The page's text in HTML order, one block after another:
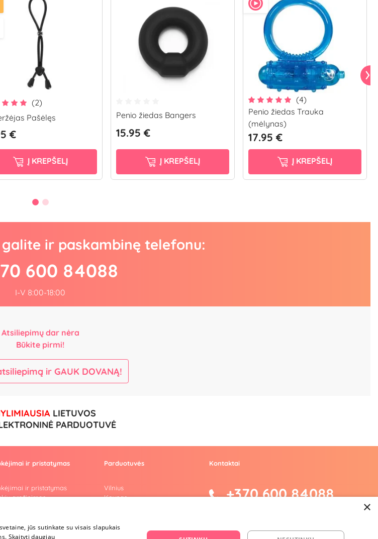
(2)
Pašėlęs
€
Į KREPŠELĮ
Penio žiedas Bangers
15.95 €
Į KREPŠELĮ
(4)
Penio žiedas Trauka
(mėlynas)
17.95 €
Į KREPŠELĮ
ir paskambinę telefonu:
600 84088
I-V 8:00-18:00
Atsiliepimų dar nėra
Būkite pirmi!
ir GAUK DOVANĄ!
LIETUVOS
PARDUOTUVĖ
ir pristatymas
ir pristatymas
grąžinimas
politika
programa
Parduotuvės
Vilnius
Kaunas
Marijampolė
Kontaktai
+370 600 84088
P. Lukšio g. 2, Vilnius ("Sigma" teritorija)
×
jūs sutinkate su visais slapukais
Skaityti daugiau